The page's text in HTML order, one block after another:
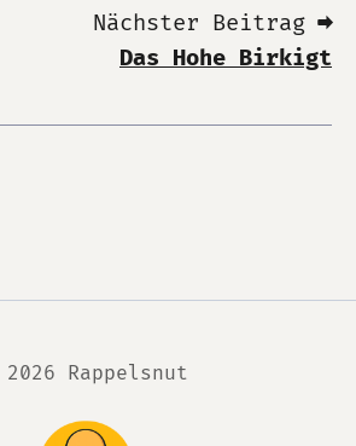
Nächster Beitrag ➡
Das Hohe Birkigt
Rappelsnut